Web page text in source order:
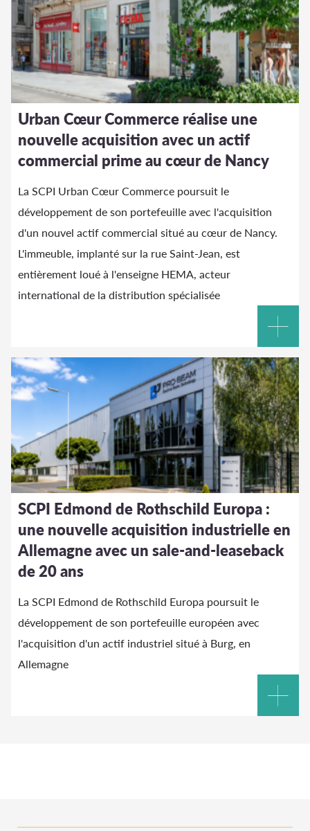
Urban Cœur Commerce réalise une
nouvelle acquisition avec un actif
commercial prime au cœur de Nancy
La SCPI Urban Cœur Commerce poursuit le
développement de son portefeuille avec l'acquisition
d'un nouvel actif commercial situé au cœur de Nancy.
L'immeuble, implanté sur la rue Saint-Jean, est
entièrement loué à l'enseigne HEMA, acteur
international de la distribution spécialisée
SCPI Edmond de Rothschild Europa :
une nouvelle acquisition industrielle en
Allemagne avec un sale-and-leaseback
de 20 ans
La SCPI Edmond de Rothschild Europa poursuit le
développement de son portefeuille européen avec
l'acquisition d'un actif industriel situé à Burg, en
Allemagne